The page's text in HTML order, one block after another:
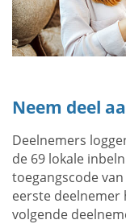
Neem deel
Deelnemers
de 69 lokale
toegangscode
eerste
volgende